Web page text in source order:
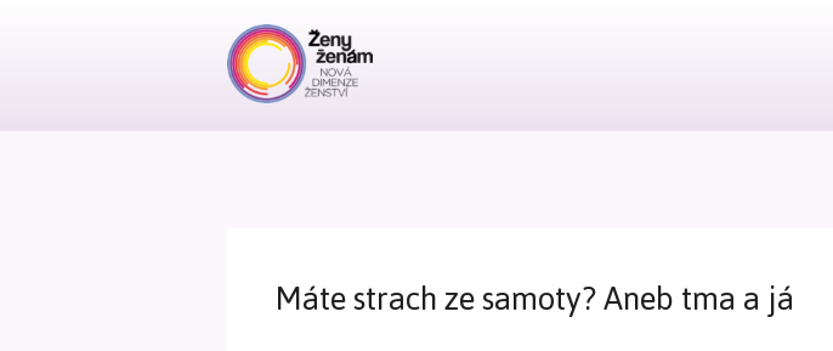
Máte strach ze samoty? Aneb tma a já